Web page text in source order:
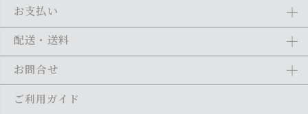
Amazon Pay、クレジットカード、代金引換、あと払い(ペイディ)、銀
い。
全商品送料無料
状況によって、多少前後する場合がございます。詳しくは
メール：shopping@monogallery.jp